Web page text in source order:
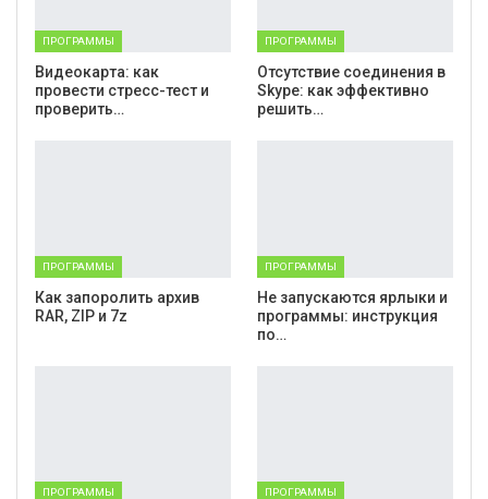
ПРОГРАММЫ
Видеокарта: как
провести стресс-тест и
проверить…
ПРОГРАММЫ
Отсутствие соединения в
Skype: как эффективно
решить…
ПРОГРАММЫ
Как запоролить архив
RAR, ZIP и 7z
ПРОГРАММЫ
Не запускаются ярлыки и
программы: инструкция
по…
ПРОГРАММЫ ПРОГРАММЫ